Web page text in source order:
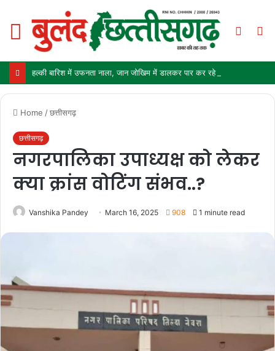
Menu
Switch
Home /छत्तीसगढ़
छत्तीसगढ़
नगरपालिका उपाध्यक्ष को लेकर
क्या क्रांस वोटिंग संभव..?
Vanshika Pandey March 16, 2025 908 1 minute read